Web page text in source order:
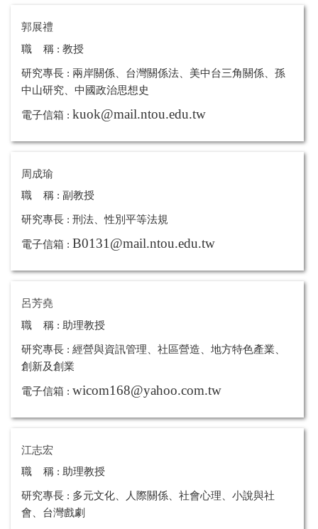
郭展禮
職 稱 : 教授
研究專長 : 兩岸關係、台灣關係法、美中台三角關係、孫
中山研究、 中國政治思想史
電子信箱 : kuok@mail.ntou.edu.tw
周成瑜
職 稱 : 副教授
研究專長 : 刑法、性別平等法規
電子信箱 : B0131@mail.ntou.edu.tw
呂芳堯
職 稱 : 助理教授
研究專長 : 經營與資訊管理、社區營造、地方特色產業、
創新及創業
電子信箱 : wicom168@yahoo.com.tw
江志宏
職 稱 : 助理教授
研究專長 : 多元文化、人際關係、社會心理、小說與社
會、台灣戲劇